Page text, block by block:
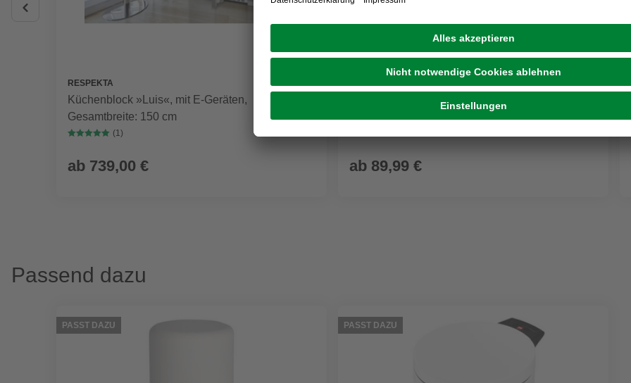
RESPEKTA
Küchenblock »Luis«, mit E-Geräten,
Gesamtbreite: 150 cm
(1)
ab 739,00 €
Küchenrückwand-Panel »fixy«, weiß/grau
ab 89,99 €
Passend dazu
PASST DAZU PASST DAZU